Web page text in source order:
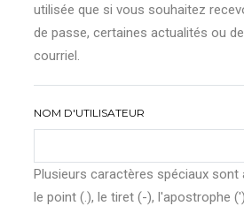
utilisée que si vous souhaitez
de passe, certaines actualités ou
courriel.
NOM D'UTILISATEUR
Plusieurs caractères spéciaux sont
le point (.), le tiret (-), l'apostrophe